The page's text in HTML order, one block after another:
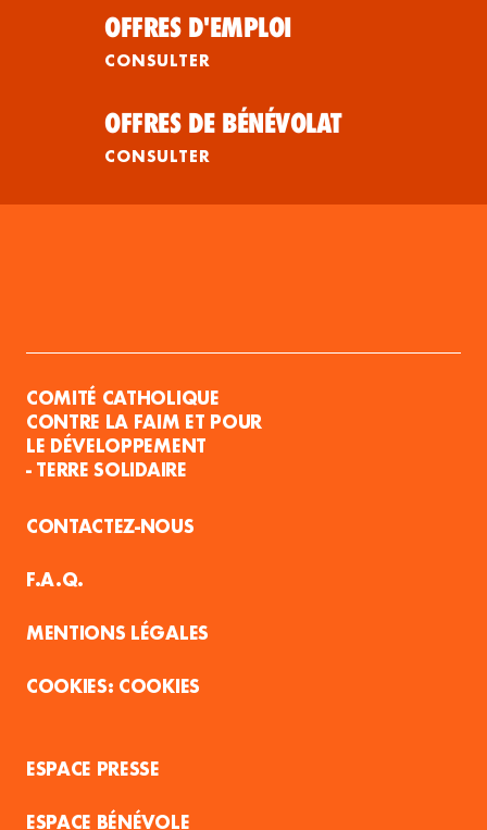
OFFRES D'EMPLOI
CONSULTER
OFFRES DE BÉNÉVOLAT
CONSULTER
COMITÉ CATHOLIQUE
CONTRE LA FAIM ET POUR
LE DÉVELOPPEMENT
- TERRE SOLIDAIRE
CONTACTEZ-NOUS
F.A.Q.
MENTIONS LÉGALES
COOKIES
ESPACE PRESSE
ESPACE BÉNÉVOLE